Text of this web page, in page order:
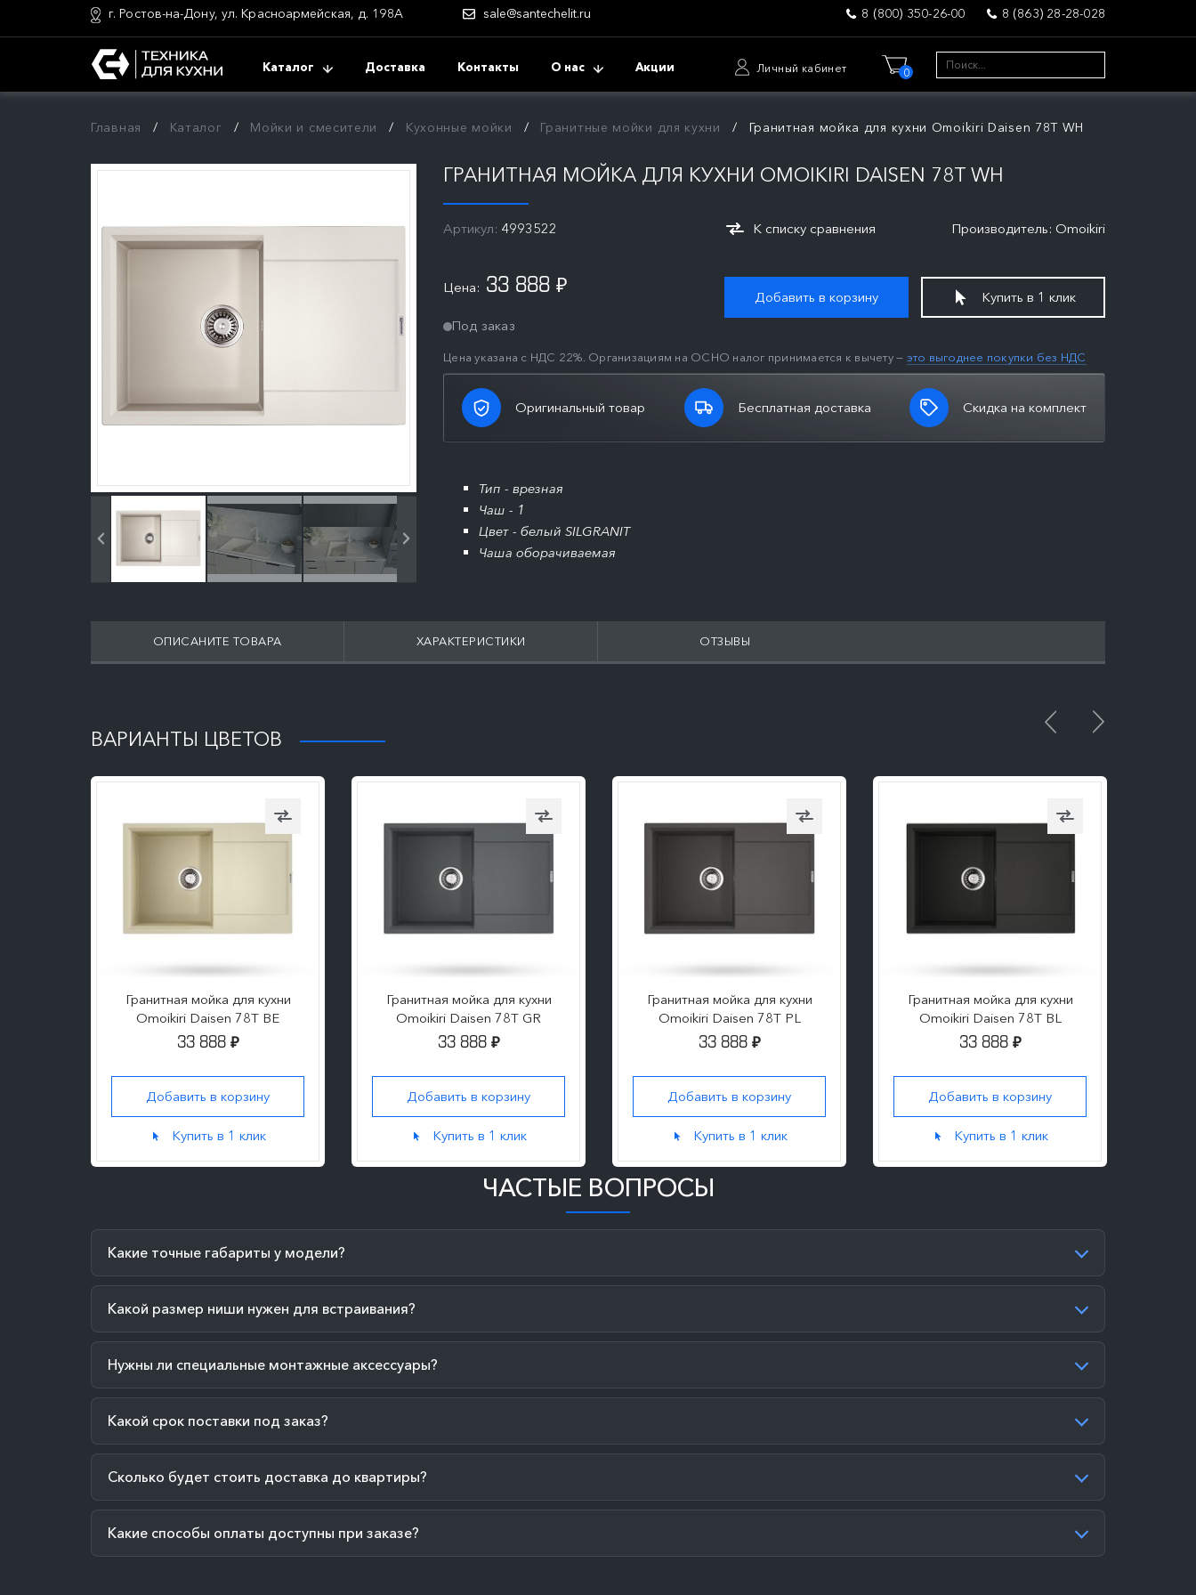
г. Ростов-на-Дону, ул. Красноармейская, д. 198А sale@santechelit.ru 8 (800) 350-26-00 8 (863) 28-28-028
Каталог Доставка Контакты О нас Акции Личный кабинет 0
Главная Каталог Мойки и смесители Кухонные мойки Гранитные мойки для кухни Гранитная мойка для кухни Omoikiri Daisen 78T WH
ГРАНИТНАЯ МОЙКА ДЛЯ КУХНИ OMOIKIRI DAISEN 78T WH
Артикул: 4993522 К списку сравнения Производитель: Omoikiri
Цена: 33 888 ₽
Под заказ
Цена указана с НДС 22%. Организациям на ОСНО налог принимается к вычету — это выгоднее покупки без НДС
Добавить в корзину Купить в 1 клик
Оригинальный товар Бесплатная доставка Скидка на комплект
Тип - врезная
Чаш - 1
Цвет - белый SILGRANIT
Чаша оборачиваемая
ОПИСАНИТЕ ТОВАРА ХАРАКТЕРИСТИКИ ОТЗЫВЫ
ВАРИАНТЫ ЦВЕТОВ
Гранитная мойка для кухни
Omoikiri Daisen 78T BE
33 888 ₽
Добавить в корзину
Купить в 1 клик
Гранитная мойка для кухни
Omoikiri Daisen 78T GR
33 888 ₽
Добавить в корзину
Купить в 1 клик
Гранитная мойка для кухни
Omoikiri Daisen 78T PL
33 888 ₽
Добавить в корзину
Купить в 1 клик
Гранитная мойка для кухни
Omoikiri Daisen 78T BL
33 888 ₽
Добавить в корзину
Купить в 1 клик
ЧАСТЫЕ ВОПРОСЫ
Какие точные габариты у модели?
Какой размер ниши нужен для встраивания?
Нужны ли специальные монтажные аксессуары?
Какой срок поставки под заказ?
Сколько будет стоить доставка до квартиры?
Какие способы оплаты доступны при заказе?